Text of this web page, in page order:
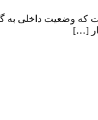
که وضعیت داخلی
[…]